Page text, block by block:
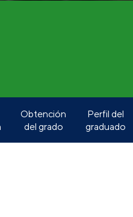
Obtención
del grado
Perfil del
graduado